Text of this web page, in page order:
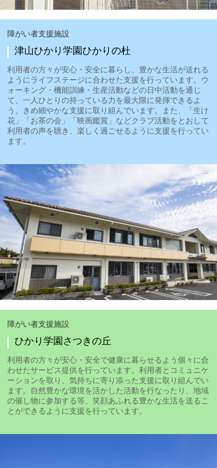
障がい者支援施設
津山ひかり学園ひかりの杜
利用者の方々が安心・安全に暮らし、豊かな生活が送れる
ようにライフステージに合わせた支援を行っています。ウ
ォーキング・機能訓練・生産活動などの日中活動を通じ
て、一人ひとりの持っている力を最大限に発揮できるよ
う、きめ細やかな支援に取り組んでいます。また、「生け
花」「お茶の会」「映画鑑賞」などクラブ活動をとおして
利用者の声を聴き、楽しく過ごせるように支援を行ってい
ます。
障がい者支援施設
ひかり学園さつきの丘
利用者の方々が安心・安全で健康に暮らせるよう個々に合
わせたサービス提供を行っています。利用者とコミュニケ
ーションを取り、気持ちに寄り添った支援に取り組んでい
ます。自然豊かな環境を活かした活動を行なったり、地域
の催し物に参加する等、笑顔あふれる豊かな生活を送るこ
とができるように支援を行っています。